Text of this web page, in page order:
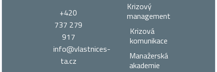
Krizový
management
Krizová
komunikace
Manažerská
akademie
+420
737 279
917
info@vlastnices­
ta.cz